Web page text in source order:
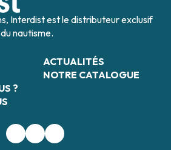
Interdist est le distributeur exclusif
nautisme.
?
ACTUALITÉS
NOTRE CATALOGUE